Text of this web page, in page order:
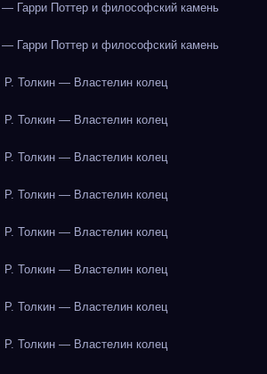
Гарри Поттер и философский камень
Гарри Поттер и философский камень
Толкин — Властелин колец
Толкин — Властелин колец
Толкин — Властелин колец
Толкин — Властелин колец
Толкин — Властелин колец
Толкин — Властелин колец
Толкин — Властелин колец
Толкин — Властелин колец